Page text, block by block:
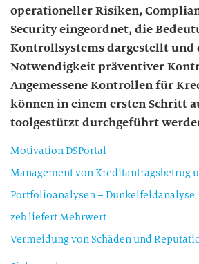
operationeller Risiken,
Security eingeordnet, die
Kontrollsystems dargestellt und
Notwendigkeit präventiver
Angemessene Kontrollen für
können in einem ersten Schritt
toolgestützt durchgeführt
Motivation DSPortal
Management von Kreditantragsbetrug
Portfolioanalysen – Dunkelfeldanalyse
zeb liefert Mehrwert